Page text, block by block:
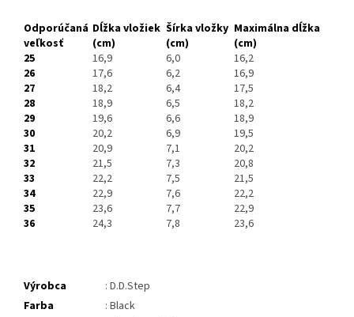
Odporúčaná
veľkosť
25
26
27
28
29
30
31
32
33
34
35
36
Dĺžka vložiek
(cm)
16,9
17,6
18,2
18,9
19,6
20,2
20,9
21,5
22,2
22,9
23,6
24,3
Šírka vložky
(cm)
6,0
6,2
6,4
6,5
6,6
6,9
7,1
7,3
7,5
7,6
7,7
7,8
Maximálna dĺžka
(cm)
16,2
16,9
17,5
18,2
18,9
19,5
20,2
20,8
21,5
22,2
22,9
23,6
Výrobca
: D.D.Step
Farba
: Black